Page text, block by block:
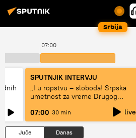
Srbija
07:00
SPUTNJIK INTERVJU
„I u ropstvu – sloboda! Srpska
umetnost za vreme Drugog
07:00 30 min live
Juče Danas